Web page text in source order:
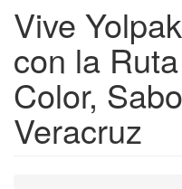
Vive
con la
Color,
Veracruz